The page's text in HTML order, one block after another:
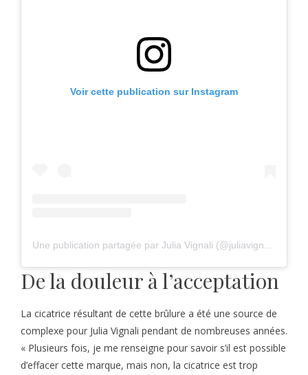
Voir cette publication sur Instagram
Une publication partagée par Julia Vignali (@juliavignali)
De la douleur à l’acceptation
La cicatrice résultant de cette brûlure a été une source de
complexe pour Julia Vignali pendant de nombreuses années.
« Plusieurs fois, je me renseigne pour savoir s’il est possible
d’effacer cette marque, mais non, la cicatrice est trop